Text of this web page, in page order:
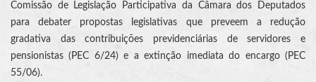
Comissão de Legislação Participativa da Câmara dos Deputados
para debater propostas legislativas que preveem a redução
gradativa das contribuições previdenciárias de servidores e
pensionistas (PEC 6/24) e a extinção imediata do encargo (PEC
55/06).